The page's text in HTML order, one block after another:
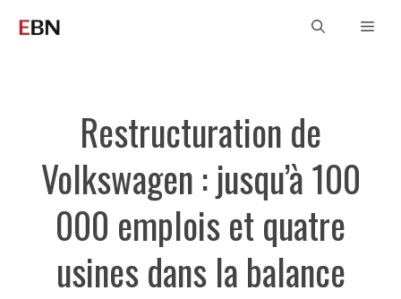
Restructuration de
Volkswagen : jusqu’à 100
000 emplois et quatre
usines dans la balance